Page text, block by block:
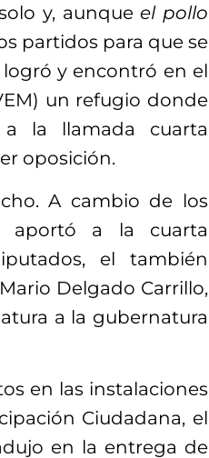
y, aunqueel pollo
partidos para que se
y encontró en el
un refugio donde
la llamada cuarta
oposición.
A cambio de los
aportó a la cuarta
el también
Delgado Carrillo,
a la gubernatura
en las instalaciones
Ciudadana, el
en la entrega de